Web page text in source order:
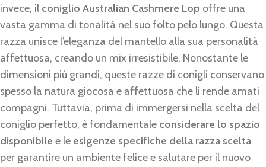
invece, il coniglio Australian Cashmere Lop offre una
vasta gamma di tonalità nel suo folto pelo lungo. Questa
razza unisce l’eleganza del mantello alla sua personalità
affettuosa, creando un mix irresistibile. Nonostante le
dimensioni più grandi, queste razze di conigli conservano
spesso la natura giocosa e affettuosa che li rende amati
compagni. Tuttavia, prima di immergersi nella scelta del
coniglio perfetto, è fondamentale considerare lo spazio
disponibile e le esigenze specifiche della razza scelta
per garantire un ambiente felice e salutare per il nuovo